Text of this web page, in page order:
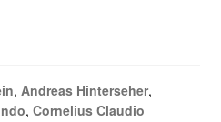
, Andreas Hinterseher,
, Cornelius Claudio